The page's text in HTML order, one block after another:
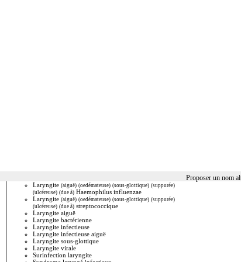
Proposer un nom
Laryngite (aiguë) (oedémateuse) (sous-glottique) (suppurée)
(ulcéreuse) (due à)Haemophilus influenzae
Laryngite (aiguë) (oedémateuse) (sous-glottique) (suppurée)
(ulcéreuse) (due à)streptococcique
Laryngite aiguë
Laryngite bactérienne
Laryngite infectieuse
Laryngite infectieuse aiguë
Laryngite sous-glottique
Laryngite virale
Surinfection laryngite